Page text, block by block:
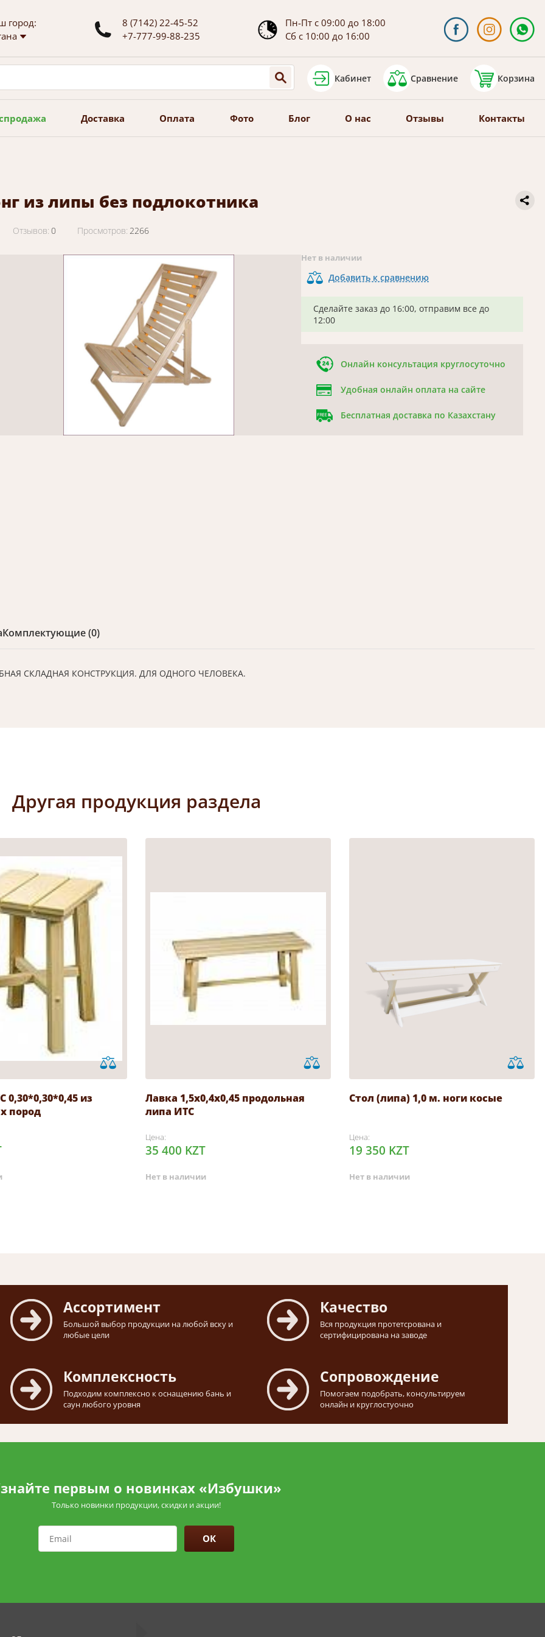
город:
8 (7142) 22-45-52
+7-777-99-88-235
Пн-Пт с 09:00 до 18:00
Сб с 10:00 до 16:00
Кабинет Сравнение Корзина
Доставка Оплата Фото Блог О нас Отзывы Контакты
из липы без подлокотника
Отзывов: 0 Просмотров: 2266
Нет в наличии
Добавить к сравнению
Сделайте заказ до 16:00, отправим все до
12:00
Онлайн консультация круглосуточно
Удобная онлайн оплата на сайте
Бесплатная доставка по Казахстану
Комплектующие (0)
СКЛАДНАЯ КОНСТРУКЦИЯ. ДЛЯ ОДНОГО ЧЕЛОВЕКА.
Другая продукция раздела
0,30*0,30*0,45 из
пород
Лавка 1,5х0,4х0,45 продольная
липа ИТС
Цена:
35 400 KZT
Нет в наличии
Стол (липа) 1,0 м. ноги косые
Цена:
19 350 KZT
Нет в наличии
Ассортимент
Большой выбор продукции на любой вску и
любые цели
Качество
Вся продукция протетсрована и
сертифицирована на заводе
Комплексность
Подходим комплексно к оснащению бань и
саун любого уровня
Сопровождение
Помогаем подобрать, консультируем
онлайн и круглостуочно
первым о новинках «Избушки»
Только новинки продукции, скидки и акции!
ОК